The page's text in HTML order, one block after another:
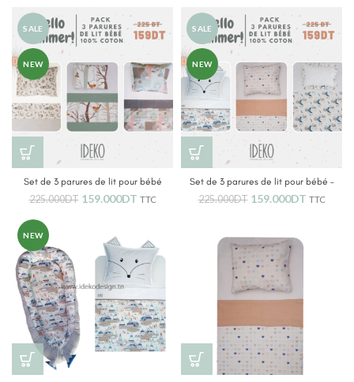
SALE
NEW
Set de 3 parures de lit pour bébé
225.000DT 159.000DT TTC
SALE
NEW
Set de 3 parures de lit pour bébé –
baby blue
225.000DT 159.000DT TTC
NEW